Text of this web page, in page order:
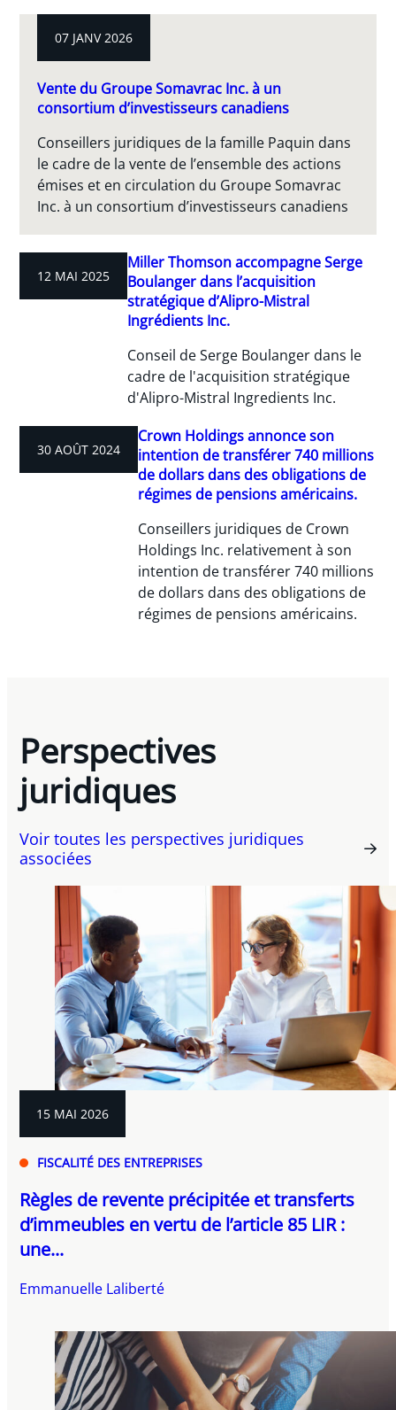
07 JANV 2026
Vente du Groupe Somavrac Inc. à un
consortium d’investisseurs canadiens
Conseillers juridiques de la famille Paquin dans
le cadre de la vente de l’ensemble des actions
émises et en circulation du Groupe Somavrac
Inc. à un consortium d’investisseurs canadiens
12 MAI 2025
Miller Thomson accompagne Serge
Boulanger dans l’acquisition
stratégique d’Alipro-Mistral
Ingrédients Inc.
Conseil de Serge Boulanger dans le
cadre de l'acquisition stratégique
d'Alipro-Mistral Ingredients Inc.
30 AOÛT 2024
Crown Holdings annonce son
intention de transférer 740 millions
de dollars dans des obligations de
régimes de pensions américains.
Conseillers juridiques de Crown
Holdings Inc. relativement à son
intention de transférer 740 millions
de dollars dans des obligations de
régimes de pensions américains.
Perspectives
juridiques
Voir toutes les perspectives juridiques
associées
15 MAI 2026
FISCALITÉ DES ENTREPRISES
Règles de revente précipitée et transferts
d’immeubles en vertu de l’article 85 LIR :
une...
Emmanuelle Laliberté